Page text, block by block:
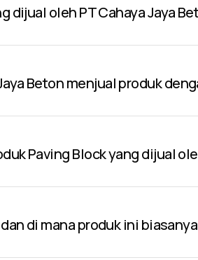
dijual oleh PT Cahaya Jaya
Beton menjual produk
Paving Block yang dijual
di mana produk ini